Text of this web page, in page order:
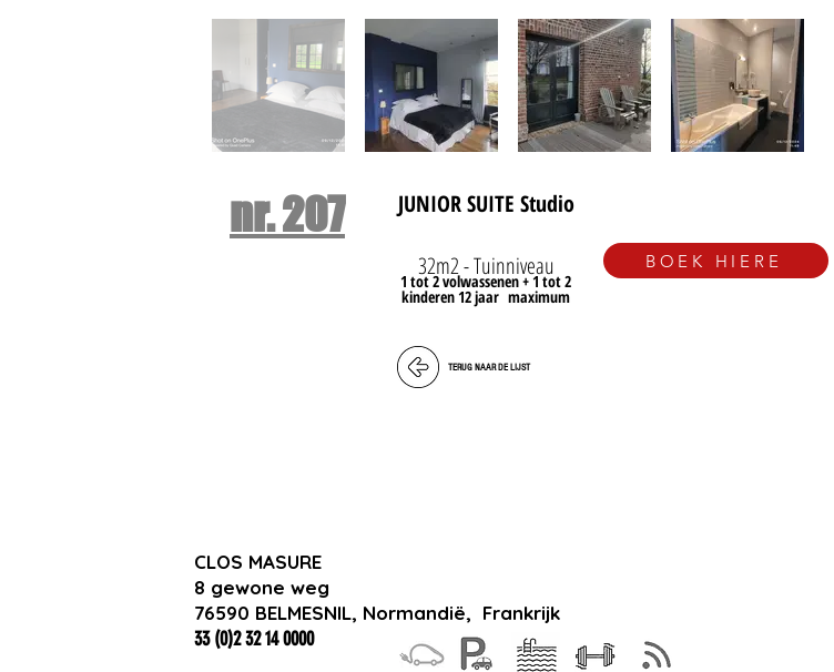
nr. 207 JUNIOR SUITE Studio
32m2 - Tuinniveau
1 tot 2 volwassenen + 1 tot 2
kinderen 12 jaar maximum
BOEK HIERE
TERUG NAAR DE LIJST
CLOS MASURE
8 gewone weg
76590 BELMESNIL, Normandië, Frankrijk
33 (0)2 32 14 0000